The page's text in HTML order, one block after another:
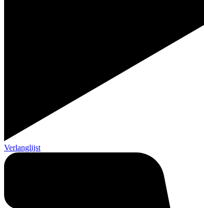
Verlanglijst